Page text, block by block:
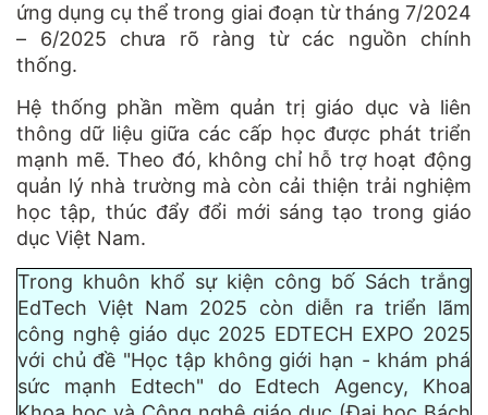
ứng dụng cụ thể trong giai đoạn từ tháng 7/2024
– 6/2025 chưa rõ ràng từ các nguồn chính
thống.
Hệ thống phần mềm quản trị giáo dục và liên
thông dữ liệu giữa các cấp học được phát triển
mạnh mẽ. Theo đó, không chỉ hỗ trợ hoạt động
quản lý nhà trường mà còn cải thiện trải nghiệm
học tập, thúc đẩy đổi mới sáng tạo trong giáo
dục Việt Nam.
Trong khuôn khổ sự kiện công bố Sách trắng
EdTech Việt Nam 2025 còn diễn ra triển lãm
công nghệ giáo dục 2025 EDTECH EXPO 2025
với chủ đề "Học tập không giới hạn - khám phá
sức mạnh Edtech" do Edtech Agency, Khoa